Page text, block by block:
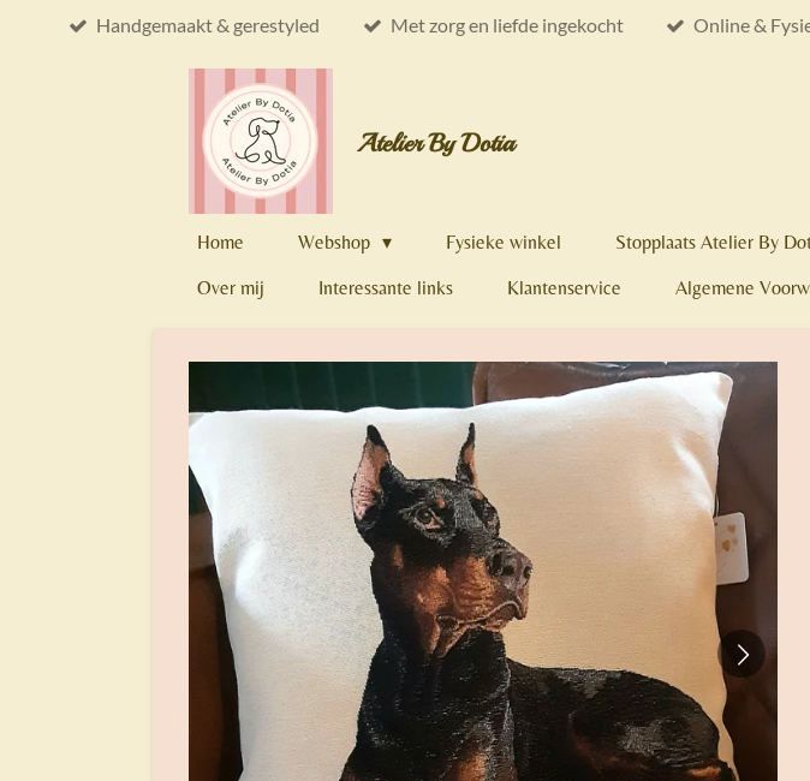
Handgemaakt & gerestyled Met zorg en liefde ingekocht Online &
Atelier By Dotia
Home Webshop Fysieke winkel Stopplaats Atelier By
Over mij
Interessante links Klantenservice Algemene